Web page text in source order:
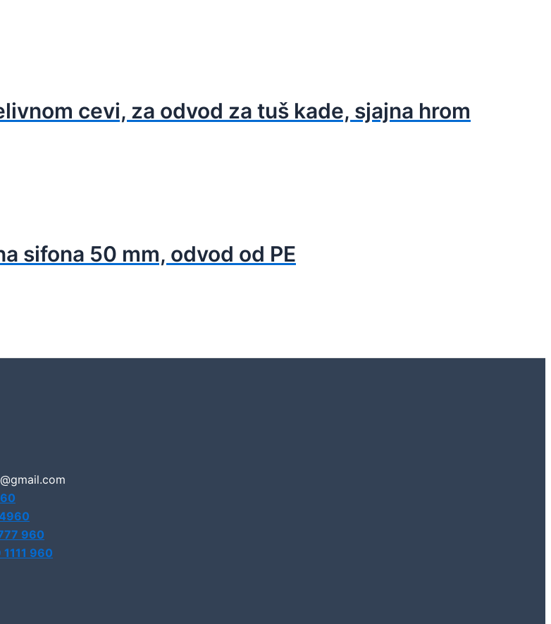
cevi, za odvod za tuš kade, sjajna hrom
sifona 50 mm, odvod od PE
960
960